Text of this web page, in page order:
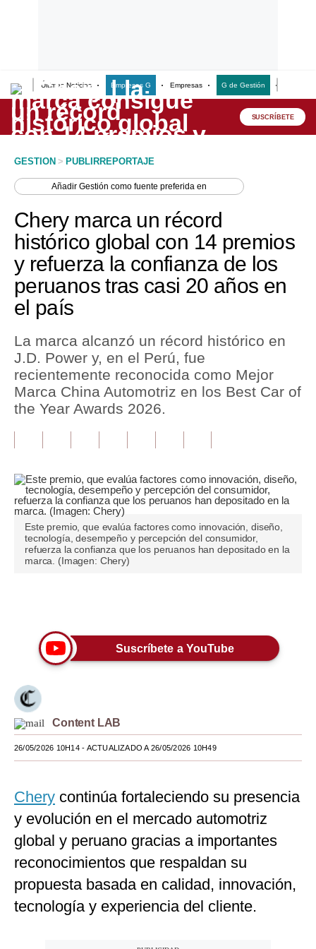
Últimas Noticias Empresas G Empresas G de Gestión
Lo último
Peru Quiosco
Economía
Mercados
Perú
Política
Tu Dinero
Finanzas Personales
Inmobiliarias
Editorial
Pregunta de hoy
Blogs
Tendencias
Moda
Mundo
EEUU
España
Internacional
Tecnología
Club del Suscriptor
Mix
SUSCRÍBETE
GESTION > PUBLIRREPORTAJE
AñadirGestión como fuente preferida en
Chery marca un récord
histórico global con 14 premios
y refuerza la confianza de los
peruanos tras casi 20 años en
el país
La marca alcanzó un récord histórico en
J.D. Power y, en el Perú, fue
recientemente reconocida como Mejor
Marca China Automotriz en los Best Car of
the Year Awards 2026.
Este premio, que evalúa factores como innovación, diseño,
tecnología, desempeño y percepción del consumidor,
refuerza la confianza que los peruanos han depositado en la
marca. (Imagen: Chery)
Suscríbete a YouTube
Content LAB
26/05/2026 10H14- ACTUALIZADO A 26/05/2026 10H49
Chery continúa fortaleciendo su presencia
y evolución en el mercado automotriz
global y peruano gracias a importantes
reconocimientos que respaldan su
propuesta basada en calidad, innovación,
tecnología y experiencia del cliente.